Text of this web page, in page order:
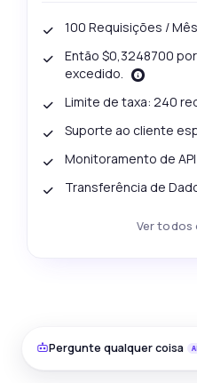
100 Requisições / Mês
Então $0,3248700
excedido.
Limite de taxa: 240
Suporte ao cliente
Monitoramento de
Transferência de
Ver todos
Pergunte qualquer coisa